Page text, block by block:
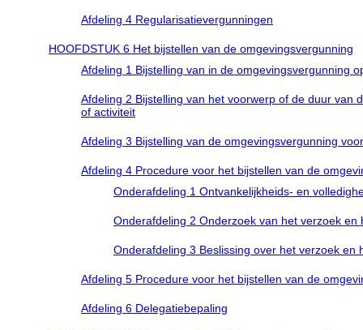
Afdeling 4 Regularisatievergunningen
HOOFDSTUK 6 Het bijstellen van de omgevingsvergunning
Afdeling 1 Bijstelling van in de omgevingsvergunning
Afdeling 2 Bijstelling van het voorwerp of de duur van
of activiteit
Afdeling 3 Bijstelling van de omgevingsvergunning
Afdeling 4 Procedure voor het bijstellen van de
Onderafdeling 1 Ontvankelijkheids- en
Onderafdeling 2 Onderzoek van het verzoek
Onderafdeling 3 Beslissing over het verzoek
Afdeling 5 Procedure voor het bijstellen van de
Afdeling 6 Delegatiebepaling